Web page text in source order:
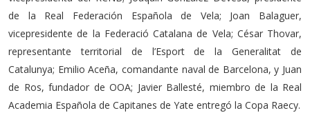
de la Real Federación Española de Vela; Joan Balaguer,
vicepresidente de la Federació Catalana de Vela; César Thovar,
representante territorial de l’Esport de la Generalitat de
Catalunya; Emilio Aceña, comandante naval de Barcelona, y Juan
de Ros, fundador de OOA; Javier Ballesté, miembro de la Real
Academia Española de Capitanes de Yate entregó la Copa Raecy.